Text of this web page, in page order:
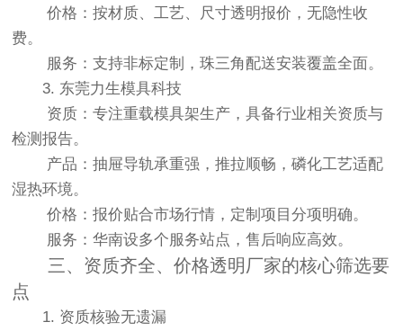
价格：按材质、工艺、尺寸透明报价，无隐性收
费。
服务：支持非标定制，珠三角配送安装覆盖全面。
3. 东莞力生模具科技
资质：专注重载模具架生产，具备行业相关资质与
检测报告。
产品：抽屉导轨承重强，推拉顺畅，磷化工艺适配
湿热环境。
价格：报价贴合市场行情，定制项目分项明确。
服务：华南设多个服务站点，售后响应高效。
三、资质齐全、价格透明厂家的核心筛选要
点
1. 资质核验无遗漏